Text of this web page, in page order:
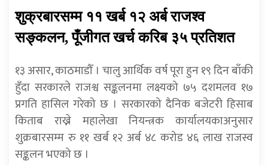
शुक्रबारसम्म ११ खर्ब १२ अर्ब राजश्व
सङ्कलन, पूँजीगत खर्च करिब ३५ प्रतिशत
१३ असार, काठमाडौँ । चालु आर्थिक वर्ष पूरा हुन १९ दिन बाँकी
हुँदा सरकारले राजश्व सङ्कलनमा लक्ष्यको ७५ दशमलव १७
प्रगति हासिल गरेको छ । सरकारको दैनिक बजेटरी हिसाब
किताब राख्ने महालेखा नियन्त्रक कार्यालयकाअनुसार
शुक्रबारसम्म रु ११ खर्ब १२ अर्ब ४८ करोड ४६ लाख राजस्व
सङ्कलन भएको छ ।